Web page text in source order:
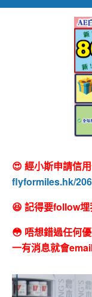
😍 經小斯申請信
flyformiles.hk/
😆 記得要follow埋
😳 唔想錯過任何
一有消息就會